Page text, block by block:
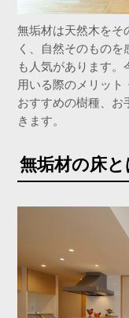
無垢材は天然木をそ
く、自然そのもの
も人気があります
用いる際のメリット
おすすめの樹種、お
きます。
無垢材の床と